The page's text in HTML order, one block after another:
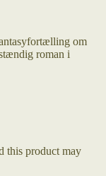
om
roman i
this product may